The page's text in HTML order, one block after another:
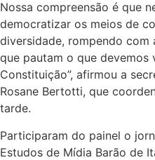
Nossa compreensão é que
democratizar os meios de
diversidade, rompendo com
que pautam o que devemos
Constituição”, afirmou a
Rosane Bertotti, que
tarde.
Participaram do painel o
Estudos de Mídia Barão de